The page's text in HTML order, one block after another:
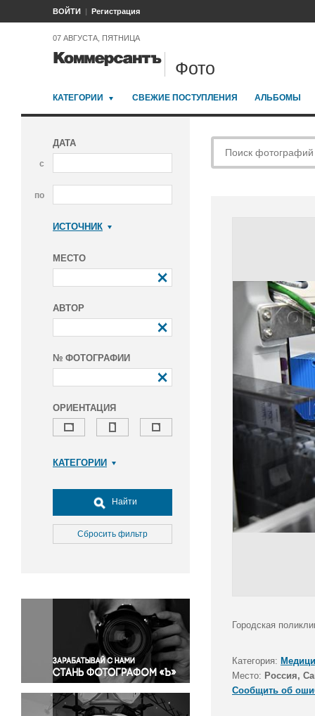
ВОЙТИ Регистрация
07 АВГУСТА, ПЯТНИЦА
Фото
КАТЕГОРИИ СВЕЖИЕ ПОСТУПЛЕНИЯ АЛЬБОМЫ
ДАТА
с
по
ИСТОЧНИК
МЕСТО
АВТОР
№ ФОТОГРАФИИ
ОРИЕНТАЦИЯ
КАТЕГОРИИ
Досуг, туризм и отдых
Культура
Медицина
Окружающая среда
Политика
Правосудие
Происшествия и конфликты
Религия
Светская жизнь
Спорт
Найти
Сбросить фильтр
Городская
Категория:
Место: Россия,
Сообщить об